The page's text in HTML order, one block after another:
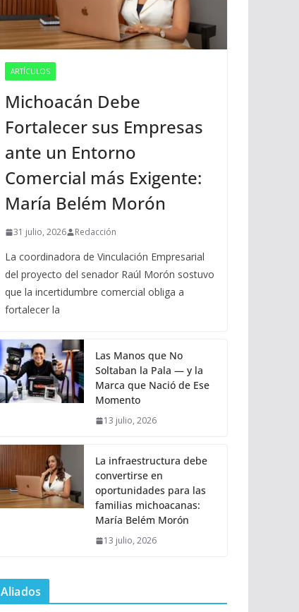
ARTÍCULOS
Michoacán Debe
Fortalecer sus Empresas
ante un Entorno
Comercial más Exigente:
María Belém Morón
31 julio, 2026 Redacción
La coordinadora de Vinculación Empresarial
del proyecto del senador Raúl Morón sostuvo
que la incertidumbre comercial obliga a
fortalecer la
Las Manos que No
Soltaban la Pala — y la
Marca que Nació de Ese
Momento
13 julio, 2026
La infraestructura debe
convertirse en
oportunidades para las
familias michoacanas:
María Belém Morón
13 julio, 2026
Aliados